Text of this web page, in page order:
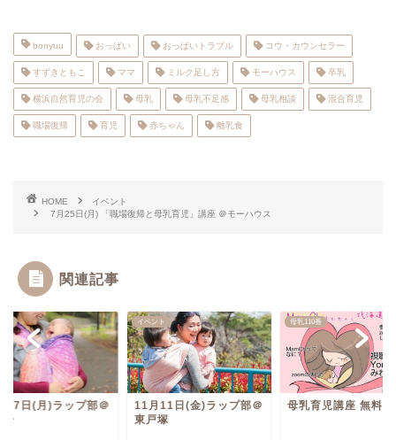
bonyuu おっぱい おっぱいトラブル コウ・カウンセラー
すずきともこ ママ ミルク足し方 モーハウス 卒乳
横浜自然育児の会 母乳 母乳不足感 母乳相談 混合育児
職場復帰 育児 赤ちゃん 離乳食
HOME
イベント
7月25日(月) 「職場復帰と母乳育児」講座 ＠モーハウス
関連記事
27日(月)ラップ部＠
台
イベント
11月11日(金)ラップ部＠
東戸塚
母乳110番
母乳育児講座 無料公